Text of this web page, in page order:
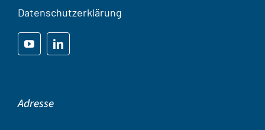
Datenschutzerklärung
Adresse